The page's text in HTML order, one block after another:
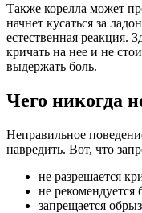
Также корелла может
начнет кусаться за
естественная реакция.
кричать на нее и не
выдержать боль.
Чего никогда
Неправильное
навредить. Вот, что
не разрешается
не рекомендуется
запрещается